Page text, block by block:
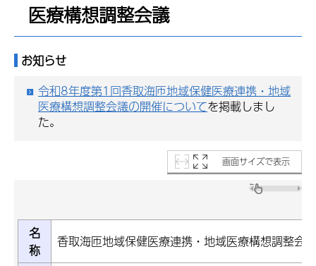
医療構想調整会議
お知らせ
令和8年度第1回香取海匝地域保健医療連携・地域
医療構想調整会議の開催についてを掲載しまし
た。
画面サイズで表示
名
称
香取海匝地域保健医療連携・地域医療構想調整会議